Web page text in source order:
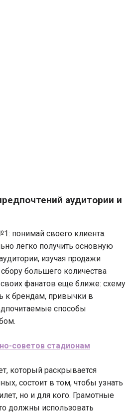
аудитории и
понимай своего клиента.
легко получить основную
изучая продажи
большего количества
фанатов еще ближе: схему
к брендам, привычки в
способы
советов стадионам
который раскрывается
состоит в том, чтобы узнать
но и для кого. Грамотные
должны использовать